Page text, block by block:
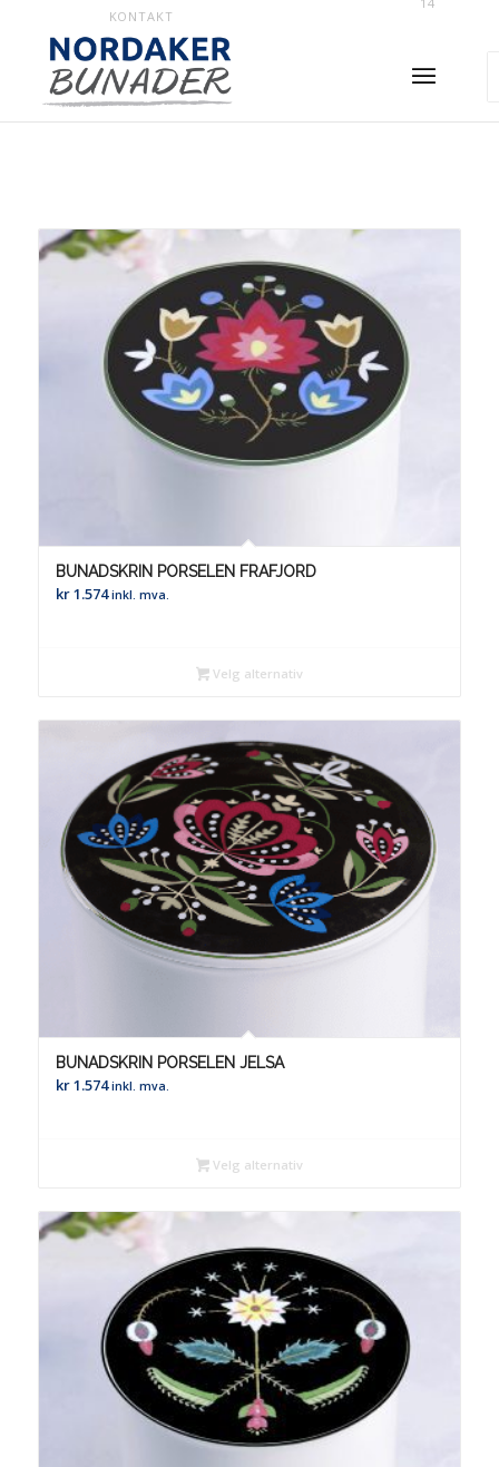
KONTAKT
BUNADSKRIN PORSELEN FRAFJORD
kr1.574 inkl. mva.
Velg alternativ
BUNADSKRIN PORSELEN JELSA
kr1.574 inkl. mva.
Velg alternativ